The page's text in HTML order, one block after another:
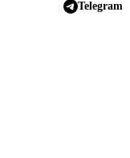
Telegram